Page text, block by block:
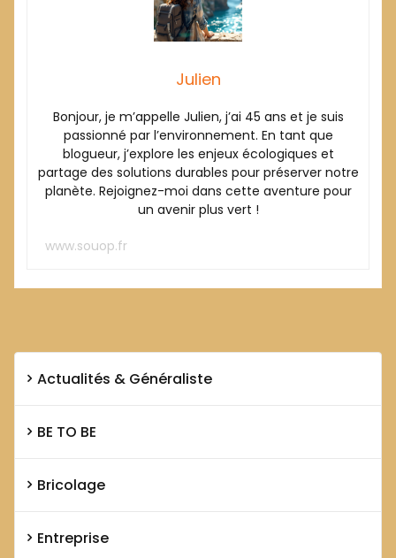
Julien
Bonjour, je m’appelle Julien, j’ai 45 ans et je suis
passionné par l’environnement. En tant que
blogueur, j’explore les enjeux écologiques et
partage des solutions durables pour préserver notre
planète. Rejoignez-moi dans cette aventure pour
un avenir plus vert !
www.souop.fr
Actualités & Généraliste
BE TO BE
Bricolage
Entreprise